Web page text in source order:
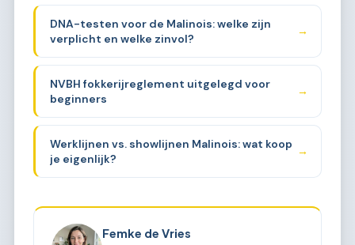
DNA-testen voor de Malinois: welke zijn
verplicht en welke zinvol?
→
NVBH fokkerijreglement uitgelegd voor
beginners
→
Werklijnen vs. showlijnen Malinois: wat koop
je eigenlijk?
→
Femke de Vries